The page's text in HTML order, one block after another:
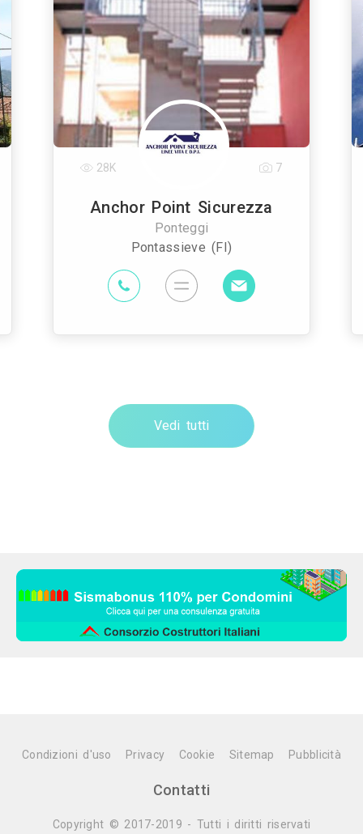
Anchor Point Sicurezza
Ponteggi
Pontassieve (FI)
28K 7
Vedi tutti
Condizioni d'uso Privacy Cookie Sitemap Pubblicità
Contatti
Copyright © 2017-2019 - Tutti i diritti riservati